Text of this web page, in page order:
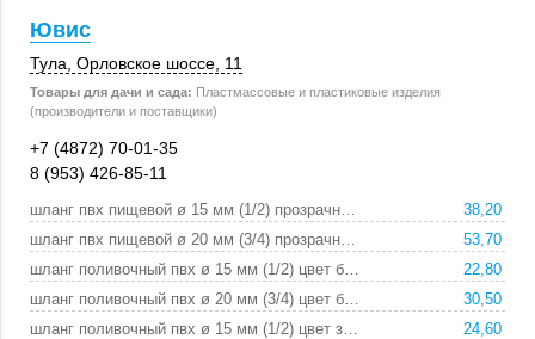
Ювис
Тула Орловское шоссе, 11
Товары для дачи и сада: Пластмассовые и пластиковые изделия
(производители и поставщики)
+7 (4872) 70-01-35
8 (953) 426-85-11
шланг пвх пищевой ø 15 мм (1/2) прозрачный:
38,20
шланг пвх пищевой ø 20 мм (3/4) прозрачный:
53,70
шланг поливочный пвх ø 15 мм (1/2) цвет беже:
22,80
шланг поливочный пвх ø 20 мм (3/4) цвет беже:
30,50
шланг поливочный пвх ø 15 мм (1/2) цвет зеле:
24,60